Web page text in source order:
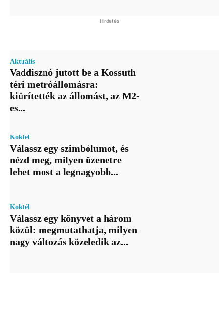
Hirdetés
Aktuális
Vaddisznó jutott be a Kossuth
téri metróállomásra:
kiürítették az állomást, az M2-
es...
Koktél
Válassz egy szimbólumot, és
nézd meg, milyen üzenetre
lehet most a legnagyobb...
Koktél
Válassz egy könyvet a három
közül: megmutathatja, milyen
nagy változás közeledik az...